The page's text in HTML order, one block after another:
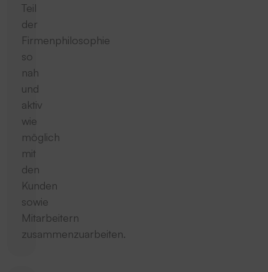
Teil
der
Firmenphilosophie
so
nah
und
aktiv
wie
möglich
mit
den
Kunden
sowie
Mitarbeitern
zusammenzuarbeiten.